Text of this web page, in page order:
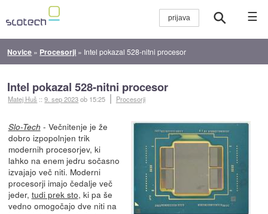
☰
Novice » Procesorji » Intel pokazal 528-nitni procesor
Intel pokazal 528-nitni procesor
Matej Huš ::9. sep 2023ob 15:25 Procesorji
Slo-Tech - Večnitenje je že
dobro izpopolnjen trik
modernih procesorjev, ki
lahko na enem jedru sočasno
izvajajo več niti. Moderni
procesorji imajo čedalje več
jeder, tudi prek sto, ki pa še
vedno omogočajo dve niti na